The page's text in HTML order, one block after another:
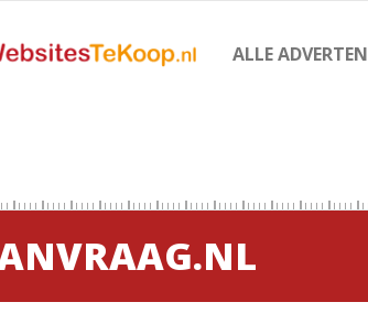
ALLE